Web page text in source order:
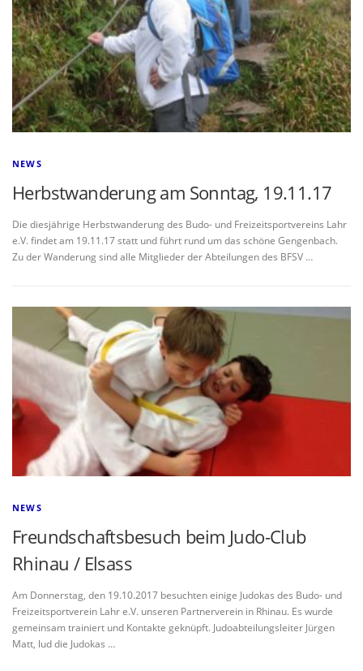
NEWS
Herbstwanderung am Sonntag, 19.11.17
Die diesjährige Herbstwanderung des Budo- und Freizeitsportvereins Lahr
e.V. findet am 19.11.17 statt und führt rund um das schöne Gengenbach.
Zu der Wanderung sind alle Mitglieder der Abteilungen des BFSV …
NEWS
Freundschaftsbesuch beim Judo-Club
Rhinau / Elsass
Am Donnerstag, den 19.10.2017 besuchten einige Judokas des Budo- und
Freizeitsportverein Lahr e.V. unseren Partnerverein in Rhinau. Es wurde
gemeinsam trainiert und Kontakte geknüpft. Judoabteilungsleiter Jürgen
Matt, lud die Judokas …